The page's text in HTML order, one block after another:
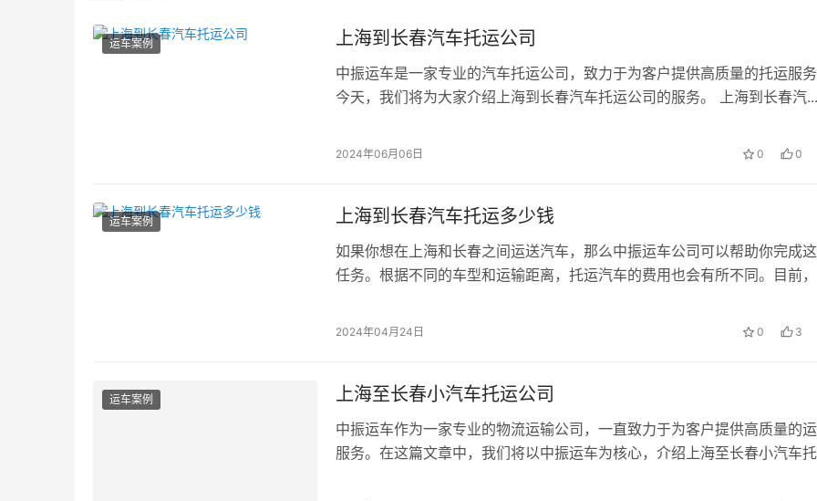
运车案例 上海到长春汽车托运公司
中振运车是一家专业的汽车托运公司，致力于为客户提供高质量的托运服务
今天，我们将为大家介绍上海到长春汽车托运公司的服务。 上海到长春汽...
2024年06月06日 0 0
运车案例 上海到长春汽车托运多少钱
如果你想在上海和长春之间运送汽车，那么中振运车公司可以帮助你完成
任务。根据不同的车型和运输距离，托运汽车的费用也会有所不同。目前，
2024年04月24日 0 3
运车案例 上海至长春小汽车托运公司
中振运车作为一家专业的物流运输公司，一直致力于为客户提供高质量的
服务。在这篇文章中，我们将以中振运车为核心，介绍上海至长春小汽车托